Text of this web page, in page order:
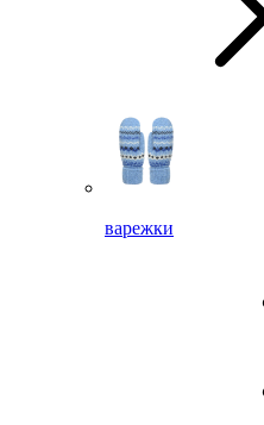
варежки